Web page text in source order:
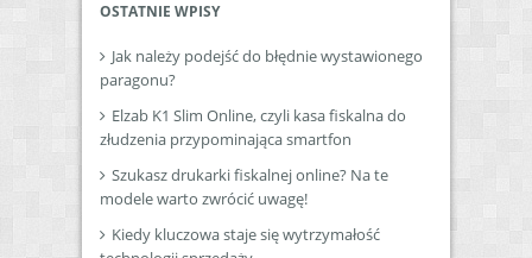
OSTATNIE WPISY
Jak należy podejść do błędnie wystawionego
paragonu?
Elzab K1 Slim Online, czyli kasa fiskalna do
złudzenia przypominająca smartfon
Szukasz drukarki fiskalnej online? Na te
modele warto zwrócić uwagę!
Kiedy kluczowa staje się wytrzymałość